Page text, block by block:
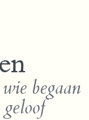
begaan